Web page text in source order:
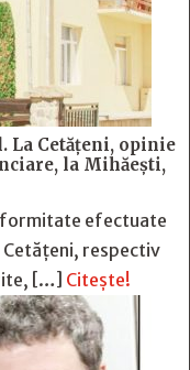
La Cetăţeni, opinie
la Mihăeşti,
efectuate
respectiv
[…] Citește!